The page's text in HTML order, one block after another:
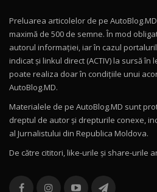
Mercedes-AMG E
Drive AutoBlog.MD
16:27
11
Noul Volvo ES90 /
12
Noul MG HS / Test
16:48
13
combină aventura
Preluarea articolelor de pe
maximă de 500 de semne. În mod
autorul informației, iar în cazul
indicat și linkul direct (ACTIV) la sursă
poate realiza doar în condițiile unui
AutoBlog.MD.
Materialele de pe AutoBlog.MD sunt
dreptul de autor și drepturile conexe,
al Jurnalistului din Republica Moldova.
De către cititori, like-urile şi share-urile